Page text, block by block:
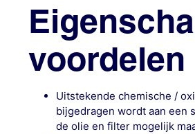
voordelen
Uitstekende chemische /
bijgedragen wordt aan een
de olie en filter mogelijk